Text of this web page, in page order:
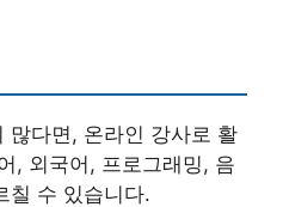
많다면, 온라인 강사로 활
, 외국어, 프로그래밍, 음
칠 수 있습니다.